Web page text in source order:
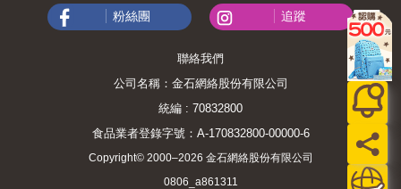
粉絲團 追蹤
聯絡我們
公司名稱：金石網絡股份有限公司
統編 : 70832800
食品業者登錄字號：A-170832800-00000-6
Copyright© 2000–2026 金石網絡股份有限公司
0806_a861311